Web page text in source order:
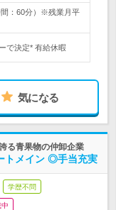
間：60分）※残業月平
で決定* 有給休暇
気になる
る青果物の仲卸企業
トメイン ◎手当充実
学歴不問